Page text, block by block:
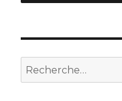
Recherche
pour